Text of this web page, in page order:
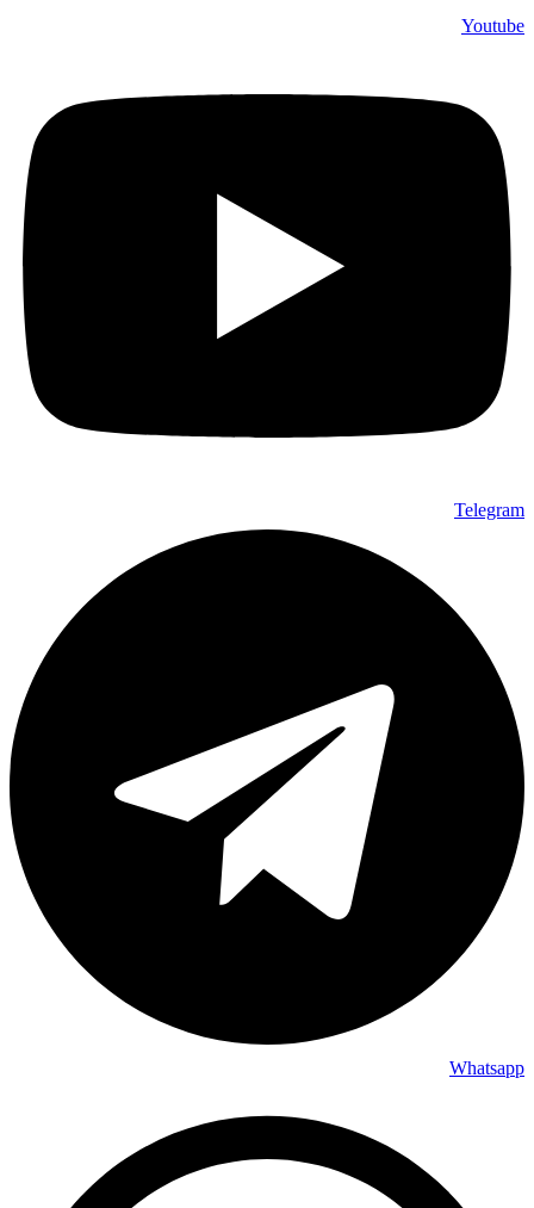
Youtube
Telegram
Whatsapp